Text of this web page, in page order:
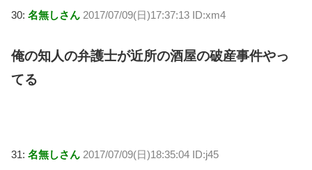
30: 名無しさん 2017/07/09(日)17:37:13 ID:xm4
俺の知人の弁護士が近所の酒屋の破産事件やっ
てる
31: 名無しさん 2017/07/09(日)18:35:04 ID:j45